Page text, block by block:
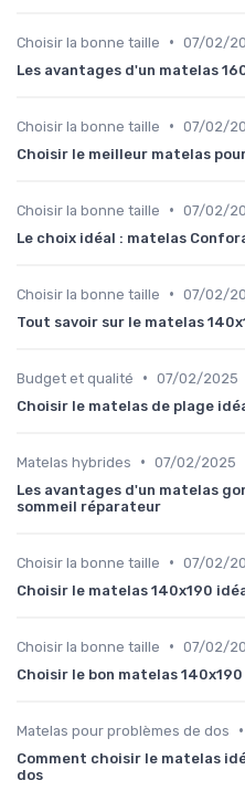
Choisir la bonne taille • 07/02/
Les avantages d'un matelas
Choisir la bonne taille • 07/02/
Choisir le meilleur matelas
Choisir la bonne taille • 07/02/
Le choix idéal : matelas
Choisir la bonne taille • 07/02/
Tout savoir sur le matelas
Budget et qualité • 07/02/2025
Choisir le matelas de plage
Matelas hybrides • 07/02/2025
Les avantages d'un matelas
sommeil réparateur
Choisir la bonne taille • 07/02/
Choisir le matelas 140x190
Choisir la bonne taille • 07/02/
Choisir le bon matelas
Matelas pour problèmes de dos •
Comment choisir le matelas
dos